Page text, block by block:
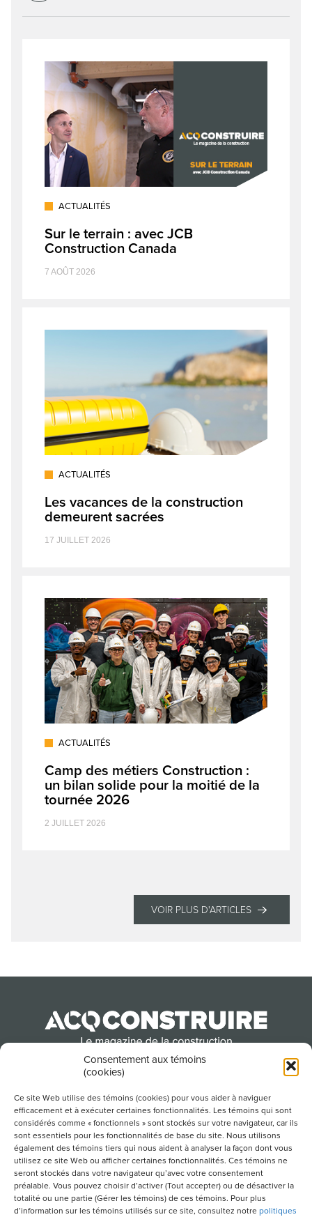
Consentement aux témoins
(cookies)
Ce site Web utilise des témoins (cookies) pour vous aider à naviguer
efficacement et à exécuter certaines fonctionnalités. Les témoins qui sont
considérés comme « fonctionnels » sont stockés sur votre navigateur, car ils
sont essentiels pour les fonctionnalités de base du site. Nous utilisons
également des témoins tiers qui nous aident à analyser la façon dont vous
utilisez ce site Web ou afficher certaines fonctionnalités. Ces témoins ne
seront stockés dans votre navigateur qu’avec votre consentement
préalable. Vous pouvez choisir d’activer (Tout accepter) ou de désactiver la
totalité ou une partie (Gérer les témoins) de ces témoins. Pour plus
d’information sur les témoins utilisés sur ce site, consultez notre politiques
ACTUALITÉS
Sur le terrain : avec JCB
Construction Canada
7 AOÛT 2026
ACTUALITÉS
Les vacances de la construction
demeurent sacrées
17 JUILLET 2026
ACTUALITÉS
Camp des métiers Construction :
un bilan solide pour la moitié de la
tournée 2026
2 JUILLET 2026
VOIR PLUS D'ARTICLES
Québec
POUR S’ABONNER À NOTRE INFOLETTRE
LIENS UTILES